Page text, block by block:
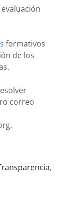
formativos
de los
correo
,